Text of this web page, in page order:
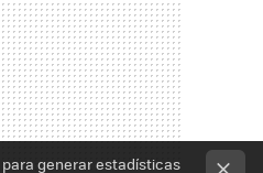
generar estadísticas